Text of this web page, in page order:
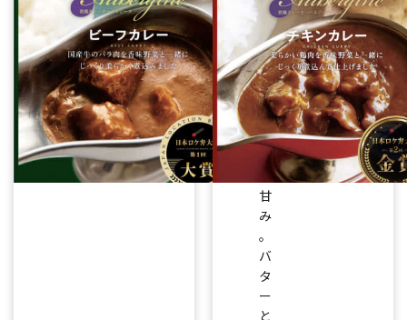
煮
込
ん
だ
た
ま
ね
ぎ
の
甘
み
。
バ
タ
ー
と